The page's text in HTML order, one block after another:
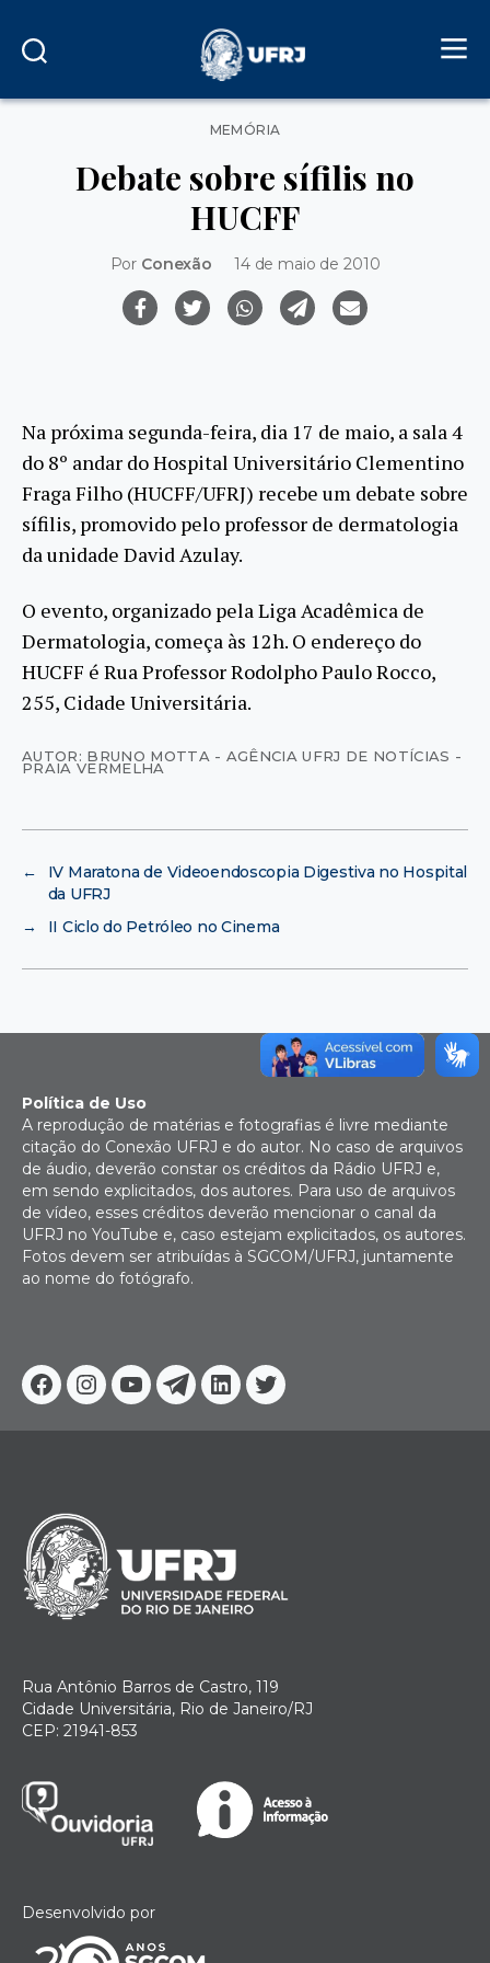
Categorias
MEMÓRIA
Debate sobre sífilis no
HUCFF
Por Conexão 14 de maio de 2010
Na próxima segunda-feira, dia 17 de maio, a sala 4
do 8º andar do Hospital Universitário Clementino
Fraga Filho (HUCFF/UFRJ) recebe um debate sobre
sífilis, promovido pelo professor de dermatologia
da unidade David Azulay.
O evento, organizado pela Liga Acadêmica de
Dermatologia, começa às 12h. O endereço do
HUCFF é Rua Professor Rodolpho Paulo Rocco,
255, Cidade Universitária.
AUTOR: BRUNO MOTTA - AGÊNCIA UFRJ DE NOTÍCIAS -
PRAIA VERMELHA
←
IV Maratona de Videoendoscopia Digestiva no Hospital
da UFRJ
→
II Ciclo do Petróleo no Cinema
Facebook
Instagram
YoutubeTelegram
Linkedin
Twitter
Política de Uso
A reprodução de matérias e fotografias é livre mediante
citação do Conexão UFRJ e do autor. No caso de arquivos
de áudio, deverão constar os créditos da Rádio UFRJ e,
em sendo explicitados, dos autores. Para uso de arquivos
de vídeo, esses créditos deverão mencionar o canal da
UFRJ no YouTube e, caso estejam explicitados, os autores.
Fotos devem ser atribuídas à SGCOM/UFRJ, juntamente
ao nome do fotógrafo.
Rua Antônio Barros de Castro, 119
Cidade Universitária, Rio de Janeiro/RJ
CEP: 21941-853
Desenvolvido por